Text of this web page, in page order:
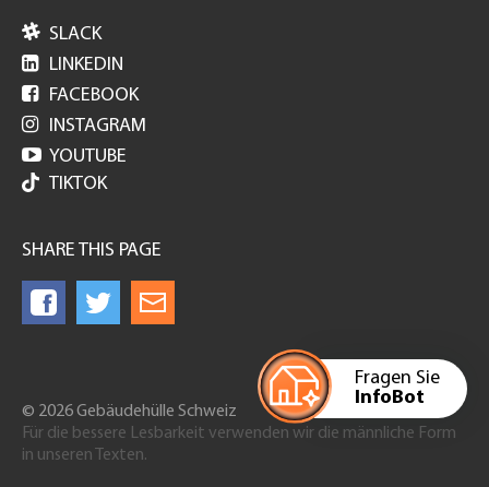
Fragen Sie
InfoBot
 SLACK
 LINKEDIN
 FACEBOOK
 INSTAGRAM
 YOUTUBE
TIKTOK
SHARE THIS PAGE
© 2026 Gebäudehülle Schweiz
Für die bessere Lesbarkeit verwenden wir die männliche Form
in unseren Texten.